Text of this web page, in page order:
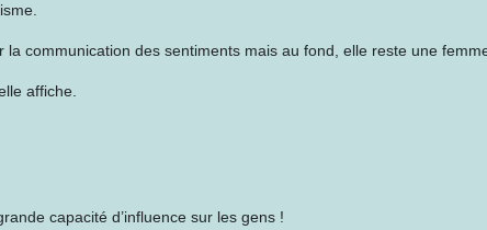
communication des sentiments mais au fond, elle reste une
affiche.
capacité d’influence sur les gens !